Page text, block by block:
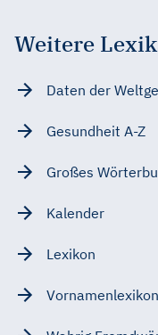
Weitere
Daten der
Gesundheit A-Z
Großes
Kalender
Lexikon
Vornamenlexikon